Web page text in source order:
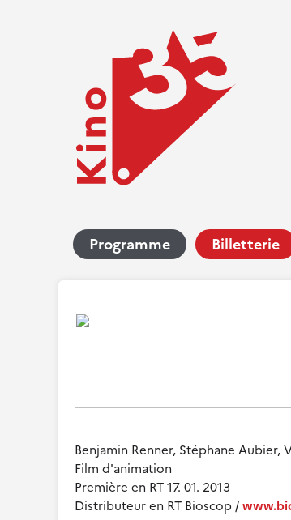
Programme Billetterie
Benjamin Renner, Stéphane Aubier,
Film d'animation
Première en RT 17. 01. 2013
Distributeur en RT Bioscop /